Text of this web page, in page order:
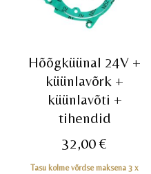
Hõõgküünal 24V +
küünlavõrk +
küünlavõti +
tihendid
32,00€
Tasu kolme võrdse maksena 3 x